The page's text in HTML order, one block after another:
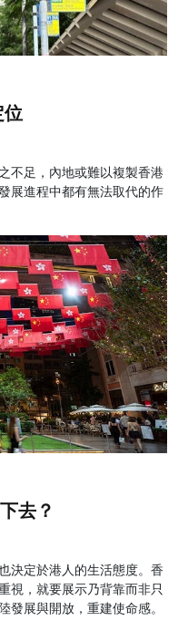
位
不足，內地或難以複製香港
展進程中都有無法取代的作
去？
決定於港人的生活態度。香
視，就要展示乃背靠而非只
發展與開放，重建使命感。